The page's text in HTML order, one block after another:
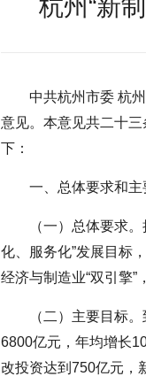
杭州“新
中共杭州市委 杭
意见。本意见共二十
下：
一、总体要求和主
（一）总体要求
化、服务化”发展目标
经济与制造业“双引擎”
（二）主要目标
6800亿元，年均增长
改投资达到750亿元，